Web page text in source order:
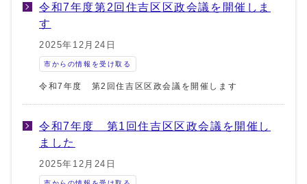
令和7年度第2回住吉区区政会議を開催しま
す
2025年12月24日
市からの情報を受け取る
令和7年度 第2回住吉区区政会議を開催します
令和7年度 第1回住吉区区政会議を開催し
ました
2025年12月24日